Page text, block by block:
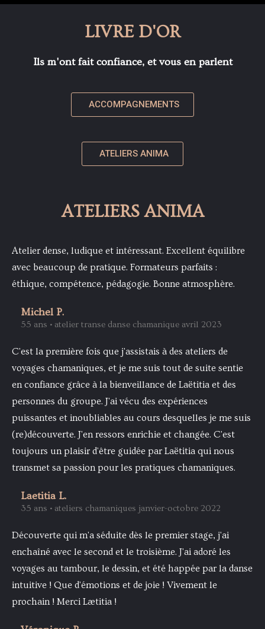
LIVRE D'OR
Ils m'ont fait confiance, et vous en parlent
ACCOMPAGNEMENTS
ATELIERS ANIMA
ATELIERS ANIMA
Atelier dense, ludique et intéressant. Excellent équilibre
avec beaucoup de pratique. Formateurs parfaits :
éthique, compétence, pédagogie. Bonne atmosphère.
Michel P.
55 ans • atelier transe danse chamanique avril 2023
C'est la première fois que j'assistais à des ateliers de
voyages chamaniques, et je me suis tout de suite sentie
en confiance grâce à la bienveillance de Laëtitia et des
personnes du groupe. J'ai vécu des expériences
puissantes et inoubliables au cours desquelles je me suis
(re)découverte. J'en ressors enrichie et changée. C'est
toujours un plaisir d'être guidée par Laëtitia qui nous
transmet sa passion pour les pratiques chamaniques.
Laetitia L.
35 ans • ateliers chamaniques janvier-octobre 2022
Découverte qui m'a séduite dès le premier stage, j'ai
enchaîné avec le second et le troisième. J'ai adoré les
voyages au tambour, le dessin, et été happée par la danse
intuitive ! Que d'émotions et de joie ! Vivement le
prochain ! Merci Lætitia !